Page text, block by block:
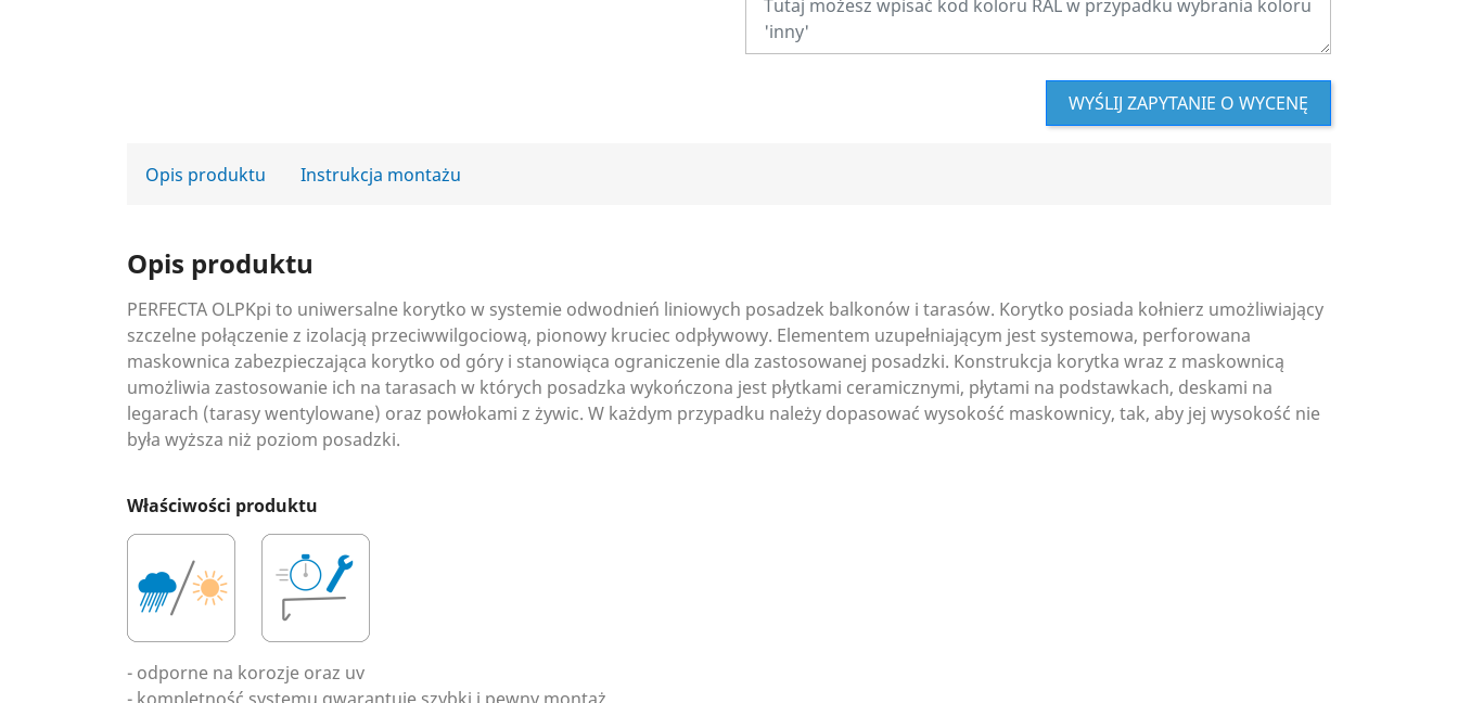
WYŚLIJ ZAPYTANIE O WYCENĘ
Opis produktu Instrukcja montażu
Opis produktu
PERFECTA OLPKpi to uniwersalne korytko w systemie odwodnień liniowych posadzek balkonów i tarasów. Korytko posiada kołnierz umożliwiający
szczelne połączenie z izolacją przeciwwilgociową, pionowy kruciec odpływowy. Elementem uzupełniającym jest systemowa, perforowana
maskownica zabezpieczająca korytko od góry i stanowiąca ograniczenie dla zastosowanej posadzki. Konstrukcja korytka wraz z maskownicą
umożliwia zastosowanie ich na tarasach w których posadzka wykończona jest płytkami ceramicznymi, płytami na podstawkach, deskami na
legarach (tarasy wentylowane) oraz powłokami z żywic. W każdym przypadku należy dopasować wysokość maskownicy, tak, aby jej wysokość nie
była wyższa niż poziom posadzki.
Właściwości produktu
- odporne na korozje oraz uv